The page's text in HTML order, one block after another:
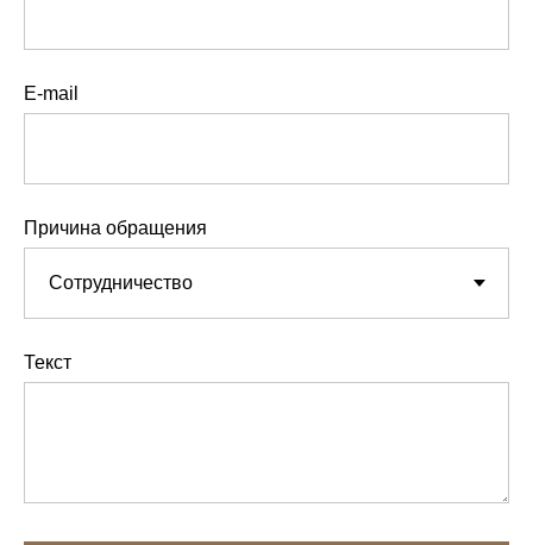
E-mail
Причина обращения
Текст